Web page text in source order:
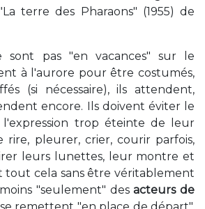
terre des Pharaons" (1955) de
sont pas "en vacances" sur le
à l'aurore pour être costumés,
(si nécessaire), ils attendent,
encore. Ils doivent éviter le
l'expression trop éteinte de leur
rire, pleurer, crier, courir parfois,
leurs lunettes, leur montre et
tout cela sans être véritablement
"seulement" desacteurs de
se remettent "en place de départ",